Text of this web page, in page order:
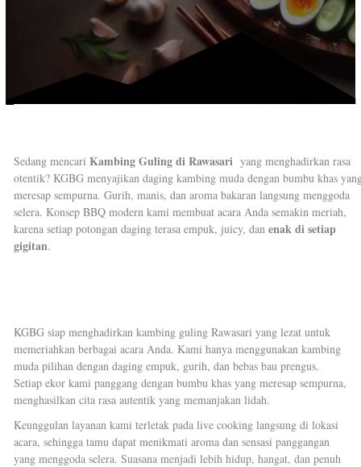
Sedang mencari Kambing Guling di Rawasari yang menghadirkan rasa
otentik? KGBG menyajikan daging kambing muda dengan bumbu khas
meresap sempurna. Gurih, manis, dan aroma bakaran langsung menggoda
selera. Konsep BBQ modern kami membuat acara Anda semakin meriah,
karena setiap potongan daging terasa empuk, juicy, dan enak di setiap
gigitan.
KGBG siap menghadirkan kambing guling Rawasari yang lezat untuk
memeriahkan berbagai acara Anda. Kami hanya menggunakan kambing
muda pilihan dengan daging empuk, gurih, dan bebas bau prengus.
Setiap ekor kami panggang dengan bumbu khas yang meresap sempurna,
menghasilkan cita rasa autentik yang memanjakan lidah.
Keunggulan layanan kami terletak pada live cooking langsung di lokasi
acara, sehingga tamu dapat menikmati aroma dan sensasi panggangan
yang menggoda selera. Suasana menjadi lebih hidup, hangat, dan penuh